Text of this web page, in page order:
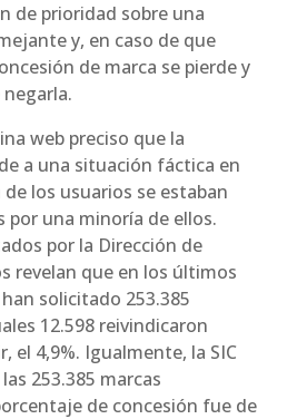
de prioridad sobre una
y, en caso de que
de marca se pierde y
web preciso que la
a una situación fáctica en
los usuarios se estaban
por una minoría de ellos.
por la Dirección de
revelan que en los últimos
solicitado 253.385
12.598 reivindicaron
el 4,9%. Igualmente, la SIC
253.385 marcas
de concesión fue de